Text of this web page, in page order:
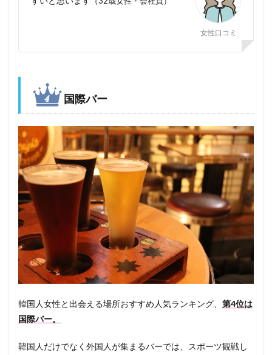
女性口コミ
国際バー
韓国人女性と出会える場所おすすめ人気ランキング、 第4位は
国際バー。
韓国人だけでなく外国人が集まるバーでは、スポーツ観戦し